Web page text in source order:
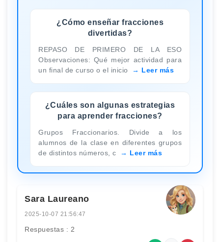
¿Cómo enseñar fracciones
divertidas?
REPASO DE PRIMERO DE LA ESO
Observaciones: Qué mejor actividad para
un final de curso o el inicio
Leer más
¿Cuáles son algunas estrategias
para aprender fracciones?
Grupos Fraccionarios. Divide a los
alumnos de la clase en diferentes grupos
de distintos números, c
Leer más
Sara Laureano
2025-10-07 21:56:47
Respuestas : 2